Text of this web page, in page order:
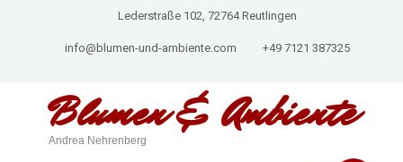
Lederstraße 102, 72764 Reutlingen
info@blumen-und-ambiente.com +49 7121 387325
Blumen &Ambiente
Andrea Nehrenberg